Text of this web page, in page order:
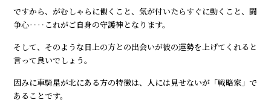
ですから、がむしゃらに働くこと、気が付いたらすぐに動くこと、闘
争心‥‥これがご自身の守護神となります。
そして、そのような目上の方との出会いが彼の運勢を上げてくれると
言って良いでしょう。
因みに車騎星が北にある方の特徴は、人には見せないが「戦略家」で
あることです。